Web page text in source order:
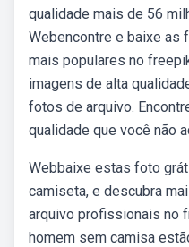
qualidade mais de 56
Webencontre e baixe as
mais populares no
imagens de alta
fotos de arquivo.
qualidade que você não
Webbaixe estas foto
camiseta, e descubra
arquivo profissionais no
homem sem camisa